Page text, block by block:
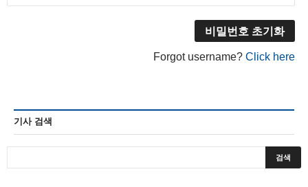
Forgot username?Click here
기사 검색